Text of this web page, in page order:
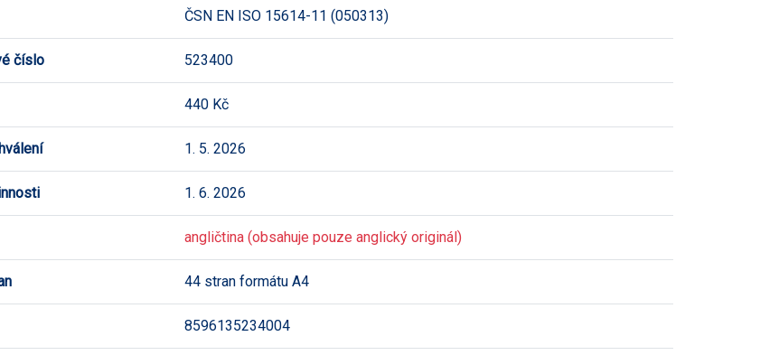
ČSN EN ISO 15614-11 (050313)
číslo 523400
440 Kč
1. 5. 2026
1. 6. 2026
angličtina (obsahuje pouze anglický originál)
44 stran formátu A4
8596135234004